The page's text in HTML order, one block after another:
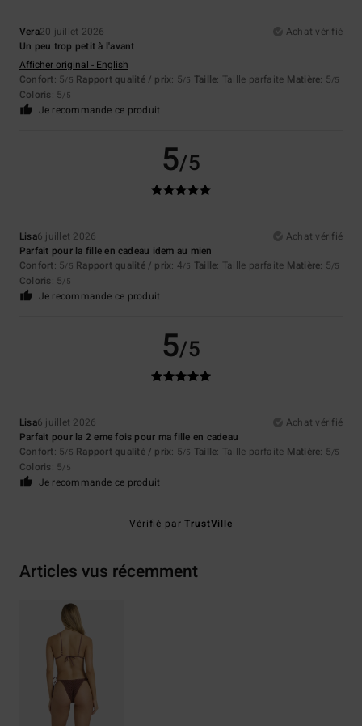
Vera20 juillet 2026
Achat vérifié
Un peu trop petit à l'avant
Afficher original - English
Confort: 5/5 Rapport qualité / prix: 5/5 Taille: Taille parfaite Matière: 5/5
Coloris: 5/5
Je recommande ce produit
5/5
Lisa6 juillet 2026
Achat vérifié
Parfait pour la fille en cadeau idem au mien
Confort: 5/5 Rapport qualité / prix: 4/5 Taille: Taille parfaite Matière: 5/5
Coloris: 5/5
Je recommande ce produit
5/5
Lisa6 juillet 2026
Achat vérifié
Parfait pour la 2 eme fois pour ma fille en cadeau
Confort: 5/5 Rapport qualité / prix: 5/5 Taille: Taille parfaite Matière: 5/5
Coloris: 5/5
Je recommande ce produit
Vérifié parTrustVille
Articles vus récemment